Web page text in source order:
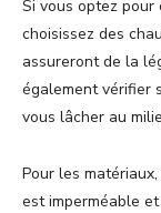
Si vous optez
choisissez des
assureront de la
également vérifier
vous lâcher au
Pour les
est imperméable